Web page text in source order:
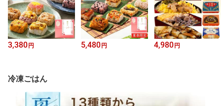
3,380 円 5,480 円 4,980 円
冷凍ごはん